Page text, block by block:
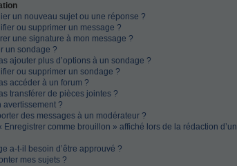
un nouveau sujet ou une réponse ?
ou supprimer un message ?
une signature à mon message ?
un sondage ?
ajouter plus d’options à un sondage ?
ou supprimer un sondage ?
accéder à un forum ?
transférer de pièces jointes ?
avertissement ?
des messages à un modérateur ?
Enregistrer comme brouillon » affiché lors de la rédaction d’un
a-t-il besoin d’être approuvé ?
mes sujets ?